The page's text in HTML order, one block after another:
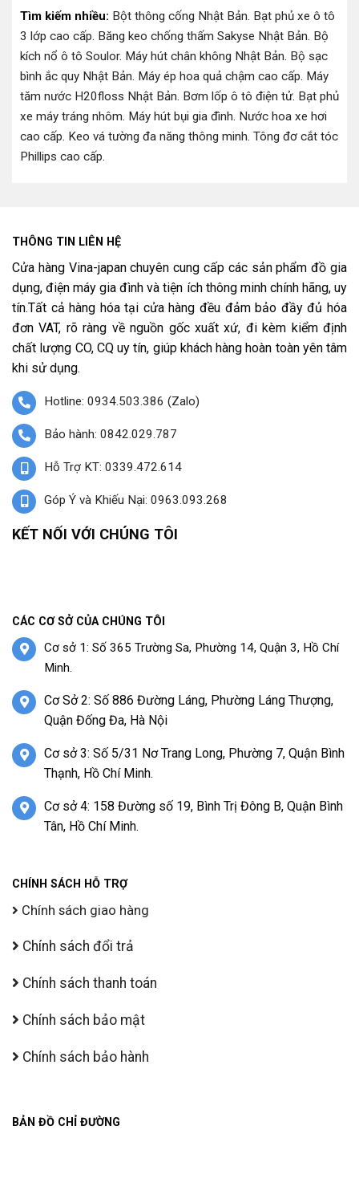
Tìm kiếm nhiều: Bột thông cống Nhật Bản. Bạt phủ xe ô tô
3 lớp cao cấp. Băng keo chống thấm Sakyse Nhật Bản. Bộ
kích nổ ô tô Soulor. Máy hút chân không Nhật Bản. Bộ sạc
bình ắc quy Nhật Bản. Máy ép hoa quả chậm cao cấp. Máy
tăm nước H20floss Nhật Bản. Bơm lốp ô tô điện tử. Bạt phủ
xe máy tráng nhôm. Máy hút bụi gia đình. Nước hoa xe hơi
cao cấp. Keo vá tường đa năng thông minh. Tông đơ cắt tóc
Phillips cao cấp.
THÔNG TIN LIÊN HỆ
Cửa hàng Vina-japan chuyên cung cấp các sản phẩm đồ gia
dụng, điện máy gia đình và tiện ích thông minh chính hãng, uy
tín.Tất cả hàng hóa tại cửa hàng đều đảm bảo đầy đủ hóa
đơn VAT, rõ ràng về nguồn gốc xuất xứ, đi kèm kiểm định
chất lượng CO, CQ uy tín, giúp khách hàng hoàn toàn yên tâm
khi sử dụng.
Hotline: 0934.503.386 (Zalo)
Bảo hành: 0842.029.787
Hỗ Trợ KT: 0339.472.614
Góp Ý và Khiếu Nại: 0963.093.268
KẾT NỐI VỚI CHÚNG TÔI
CÁC CƠ SỞ CỦA CHÚNG TÔI
Cơ sở 1: Số 365 Trường Sa, Phường 14, Quận 3, Hồ Chí
Minh.
Cơ Sở 2: Số 886 Đường Láng, Phường Láng Thượng,
Quận Đống Đa, Hà Nội
Cơ sở 3: Số 5/31 Nơ Trang Long, Phường 7, Quận Bình
Thạnh, Hồ Chí Minh.
Cơ sở 4: 158 Đường số 19, Bình Trị Đông B, Quận Bình
Tân, Hồ Chí Minh.
CHÍNH SÁCH HỖ TRỢ
Chính sách giao hàng
Chính sách đổi trả
Chính sách thanh toán
Chính sách bảo mật
Chính sách bảo hành
BẢN ĐỒ CHỈ ĐƯỜNG